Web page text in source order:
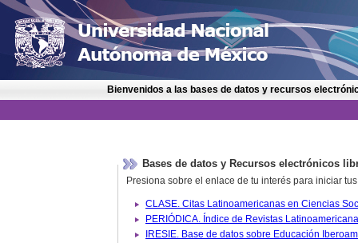
Bienvenidos a las bases de datos y recursos
Bases de datos y Recursos electrónicos
Presiona sobre el enlace de tu interés para iniciar
IRESIE. Base de datos